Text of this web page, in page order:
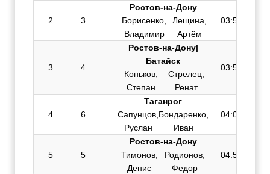
2 3
Ростов-на-Дону
Борисенко,
Владимир
Лещина,
Артём
03:53.676
3 4
Ростов-на-Дону|
Батайск
Коньков,
Степан
Стрелец,
Ренат
03:59.916
4 6
Таганрог
Сапунцов,
Руслан
Бондаренко,
Иван
04:06.846
5 5
Ростов-на-Дону
Тимонов,
Денис
Родионов,
Федор
04:55.161